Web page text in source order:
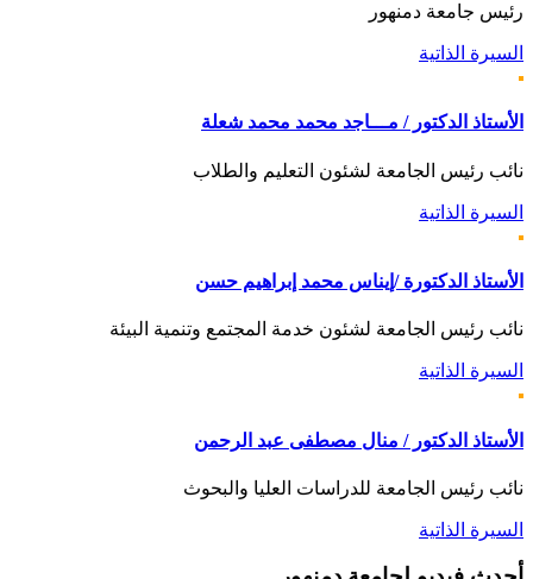
رئيس جامعة دمنهور
السيرة الذاتية
الأستاذ الدكتور / مـــاجد محمد محمد شعلة
نائب رئيس الجامعة لشئون التعليم والطلاب
السيرة الذاتية
الأستاذ الدكتورة /إيناس محمد إبراهيم حسن
نائب رئيس الجامعة لشئون خدمة المجتمع وتنمية البيئة
السيرة الذاتية
الأستاذ الدكتور / منال مصطفى عبد الرحمن
نائب رئيس الجامعة للدراسات العليا والبحوث
السيرة الذاتية